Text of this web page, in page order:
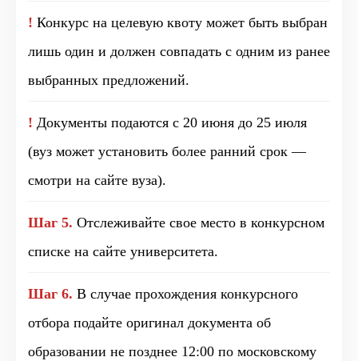
! Конкурс на целевую квоту может быть выбран
лишь один и должен совпадать с одним из ранее
выбранных предложений.
! Документы подаются с 20 июня до 25 июля
(вуз может установить более ранний срок —
смотри на сайте вуза).
Шаг 5. Отслеживайте свое место в конкурсном
списке на сайте университета.
Шаг 6. В случае прохождения конкурсного
отбора подайте оригинал документа об
образовании не позднее 12:00 по московскому